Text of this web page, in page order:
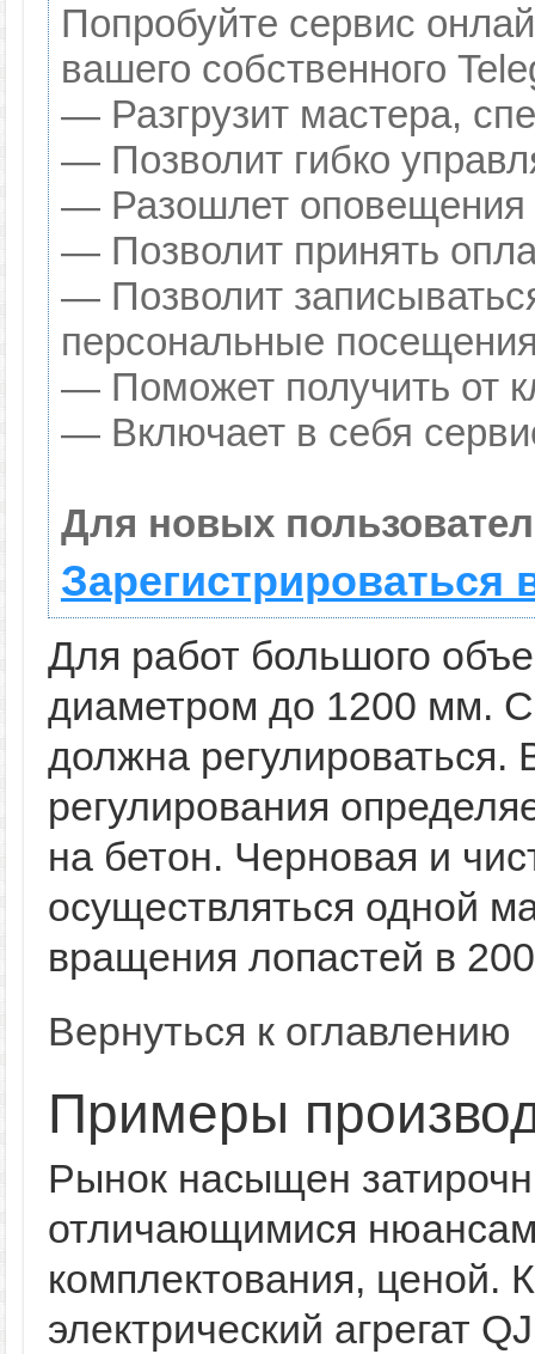
Попробуйте сервис
вашего собственного
— Разгрузит мастера,
— Позволит гибко
— Разошлет оповещения
— Позволит принять
— Позволит
персональные
— Поможет получить от
— Включает в себя
Для новых
Зарегистрироваться
Для работ большого
диаметром до 1200 мм.
должна регулироваться.
регулирования
на бетон. Черновая и
осуществляться одной
вращения лопастей в
Вернуться к оглавлению
Примеры
Рынок насыщен
отличающимися
комплектования, ценой.
электрический агрегат